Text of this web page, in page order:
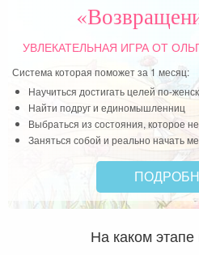
УВЛЕКАТЕЛЬНАЯ ИГРАОТ
Система которая поможет за 1 месяц:
Научиться достигать целей по-
Найти подруг и единомышленниц
Выбраться из состояния, которое
Заняться собой и реально начать
На каком этапе